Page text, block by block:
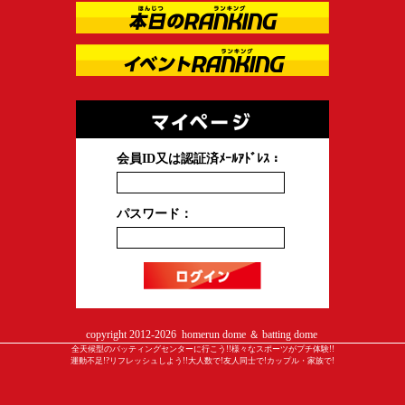
会員ID又は認証済ﾒｰﾙｱﾄﾞﾚｽ：
パスワード：
copyright 2012-2026 homerun dome ＆ batting dome
全天候型のバッティングセンターに行こう!!様々なスポーツがプチ体験!!
運動不足!?リフレッシュしよう!!大人数で!友人同士で!カップル・家族で!